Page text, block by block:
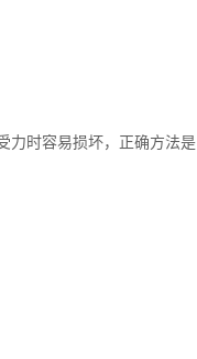
力时容易损坏，正确方法是